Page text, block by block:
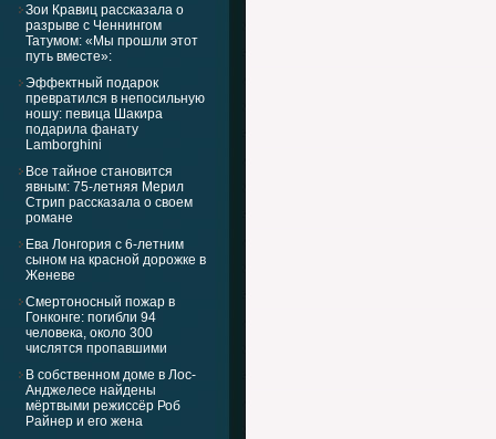
Зои Кравиц рассказала о
разрыве с Ченнингом
Татумом: «Мы прошли этот
путь вместе»:
Эффектный подарок
превратился в непосильную
ношу: певица Шакира
подарила фанату
Lamborghini
Все тайное становится
явным: 75-летняя Мерил
Стрип рассказала о своем
романе
Ева Лонгория с 6-летним
сыном на красной дорожке в
Женеве
Смертоносный пожар в
Гонконге: погибли 94
человека, около 300
числятся пропавшими
В собственном доме в Лос-
Анджелесе найдены
мёртвыми режиссёр Роб
Райнер и его жена